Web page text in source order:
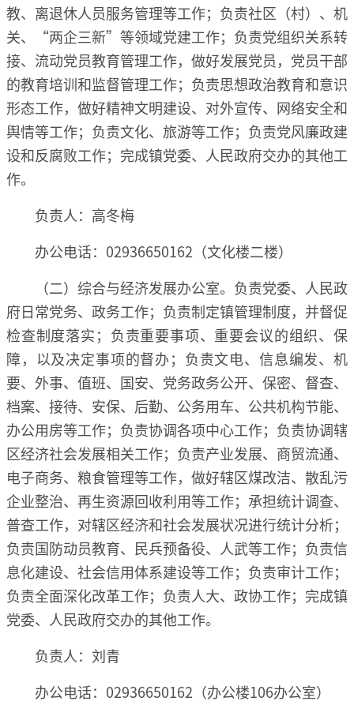
教、离退休人员服务管理等工作；负责社区（村）、机
关、“两企三新”等领域党建工作；负责党组织关系转
接、流动党员教育管理工作，做好发展党员，党员干部
的教育培训和监督管理工作；负责思想政治教育和意识
形态工作，做好精神文明建设、对外宣传、网络安全和
舆情等工作；负责文化、旅游等工作；负责党风廉政建
设和反腐败工作；完成镇党委、人民政府交办的其他工
作。
负责人：高冬梅
办公电话：02936650162（文化楼二楼）
（二）综合与经济发展办公室。负责党委、人民政
府日常党务、政务工作；负责制定镇管理制度，并督促
检查制度落实；负责重要事项、重要会议的组织、保
障，以及决定事项的督办；负责文电、信息编发、机
要、外事、值班、国安、党务政务公开、保密、督查、
档案、接待、安保、后勤、公务用车、公共机构节能、
办公用房等工作；负责协调各项中心工作；负责协调辖
区经济社会发展相关工作；负责产业发展、商贸流通、
电子商务、粮食管理等工作，做好辖区煤改洁、散乱污
企业整治、再生资源回收利用等工作；承担统计调查、
普查工作，对辖区经济和社会发展状况进行统计分析；
负责国防动员教育、民兵预备役、人武等工作；负责信
息化建设、社会信用体系建设等工作；负责审计工作；
负责全面深化改革工作；负责人大、政协工作；完成镇
党委、人民政府交办的其他工作。
负责人：刘青
办公电话：02936650162（办公楼106办公室）